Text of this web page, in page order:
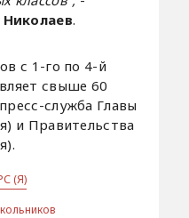
Николаев.
с 1-го по 4-й
свыше 60
служба Главы
и Правительства
(Я)